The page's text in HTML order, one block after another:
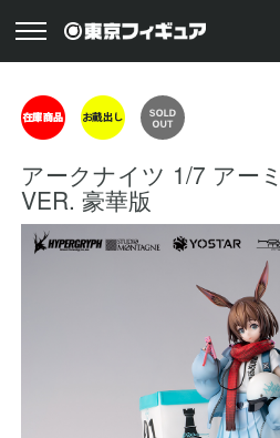
アークナイツ 1/7 アー
VER. 豪華版